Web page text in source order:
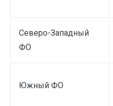
Северо-Западный
ФО
Южный ФО